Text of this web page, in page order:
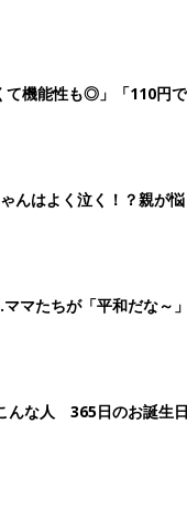
て機能性も◎」「110円
んはよく泣く！？親が
】
マたちが「平和だな～
んな人 365日のお誕生日